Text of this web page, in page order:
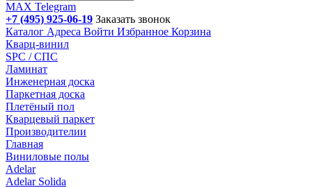
MAX Telegram
+7 (495) 925-06-19 Заказать звонок
Каталог Адреса Войти Избранное Корзина
Кварц-винил
SPC / СПС
Ламинат
Инженерная доска
Паркетная доска
Плетёный пол
Кварцевый паркет
Производителии
Главная
Виниловые полы
Adelar
Adelar Solida